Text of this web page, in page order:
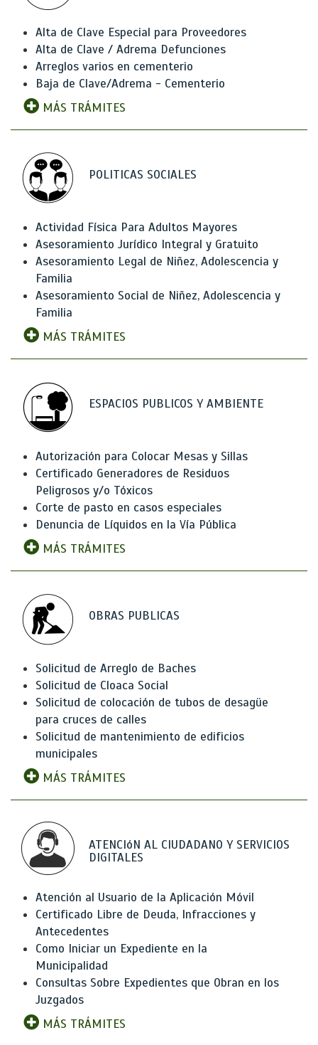
Alta de Clave Especial para Proveedores
Alta de Clave / Adrema Defunciones
Arreglos varios en cementerio
Baja de Clave/Adrema - Cementerio
MÁS TRÁMITES
POLITICAS SOCIALES
Actividad Física Para Adultos Mayores
Asesoramiento Jurídico Integral y Gratuito
Asesoramiento Legal de Niñez, Adolescencia y
Familia
Asesoramiento Social de Niñez, Adolescencia y
Familia
MÁS TRÁMITES
ESPACIOS PUBLICOS Y AMBIENTE
Autorización para Colocar Mesas y Sillas
Certificado Generadores de Residuos
Peligrosos y/o Tóxicos
Corte de pasto en casos especiales
Denuncia de Líquidos en la Vía Pública
MÁS TRÁMITES
OBRAS PUBLICAS
Solicitud de Arreglo de Baches
Solicitud de Cloaca Social
Solicitud de colocación de tubos de desagüe
para cruces de calles
Solicitud de mantenimiento de edificios
municipales
MÁS TRÁMITES
ATENCIóN AL CIUDADANO Y SERVICIOS
DIGITALES
Atención al Usuario de la Aplicación Móvil
Certificado Libre de Deuda, Infracciones y
Antecedentes
Como Iniciar un Expediente en la
Municipalidad
Consultas Sobre Expedientes que Obran en los
Juzgados
MÁS TRÁMITES